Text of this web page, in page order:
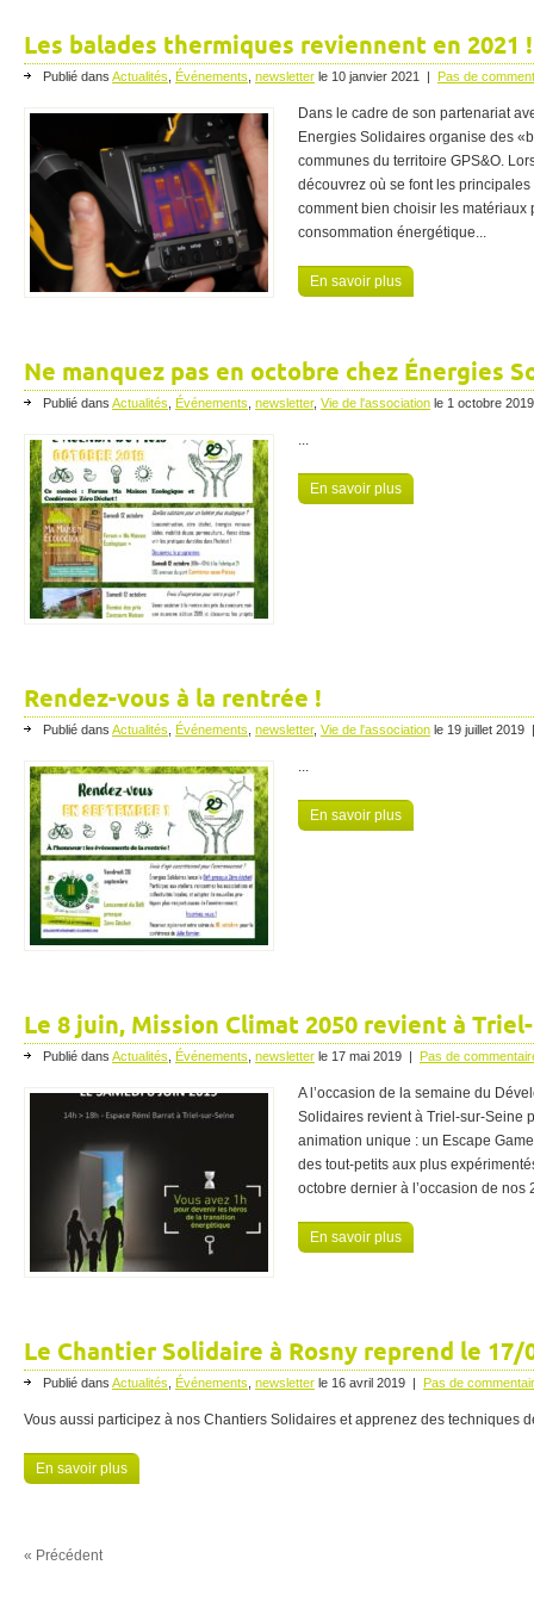
Les balades thermiques reviennent en 2021 !
Publié dans Actualités Événements newsletter le 10 janvier 2021 | Pas de
Dans le cadre de son partenariat
Energies Solidaires organise des
communes du territoire GPS&O.
découvrez où se font les
comment bien choisir les
consommation énergétique...
En savoir plus
Ne manquez pas en octobre chez Énergies
Publié dans Actualités Événements newsletter, Vie de l'association le 1 octobre 2019
...
En savoir plus
Rendez-vous à la rentrée !
Publié dans Actualités Événements newsletter, Vie de l'association le 19 juillet 2019
...
En savoir plus
Le 8 juin, Mission Climat 2050 revient à
Publié dans Actualités Événements newsletter le 17 mai 2019 | Pas de
A l’occasion de la semaine du
Solidaires revient à Triel-sur-Seine
animation unique : un Escape
des tout-petits aux plus
octobre dernier à l’occasion de nos
En savoir plus
Le Chantier Solidaire à Rosny reprend le
Publié dans Actualités Événements newsletter le 16 avril 2019 | Pas de
Vous aussi participez à nos Chantiers Solidaires et apprenez des techniques
En savoir plus
« Précédent